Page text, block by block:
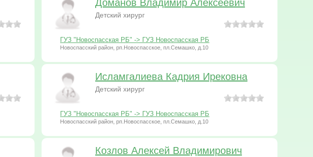
Доманов Владимир Алексеевич
Детский хирург
ГУЗ "Новоспасская РБ" -> ГУЗ Новоспасская РБ
Новоспасский район, рп.Новоспасское, пл.Семашко, д.10
Исламгалиева Кадрия Ирековна
Детский хирург
ГУЗ "Новоспасская РБ" -> ГУЗ Новоспасская РБ
Новоспасский район, рп.Новоспасское, пл.Семашко, д.10
Козлов Алексей Владимирович